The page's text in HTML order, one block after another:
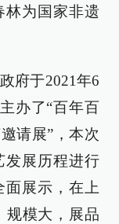
林为国家非遗
府于2021年6
办了“百年百
请展”，本次
发展历程进行
面展示，在上
规模大，展品